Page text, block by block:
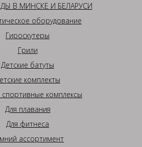
В МИНСКЕ И БЕЛАРУСИ
оборудование
Гироскутеры
Грили
Детские батуты
комплекты
спортивные комплексы
Для плавания
Для фитнеса
ассортимент